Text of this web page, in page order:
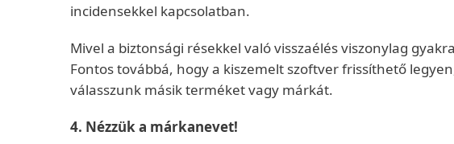
incidensekkel kapcsolatban.
Mivel a biztonsági résekkel való visszaélés viszonylag
Fontos továbbá, hogy a kiszemelt szoftver frissíthető
válasszunk másik terméket vagy márkát.
4. Nézzük a márkanevet!